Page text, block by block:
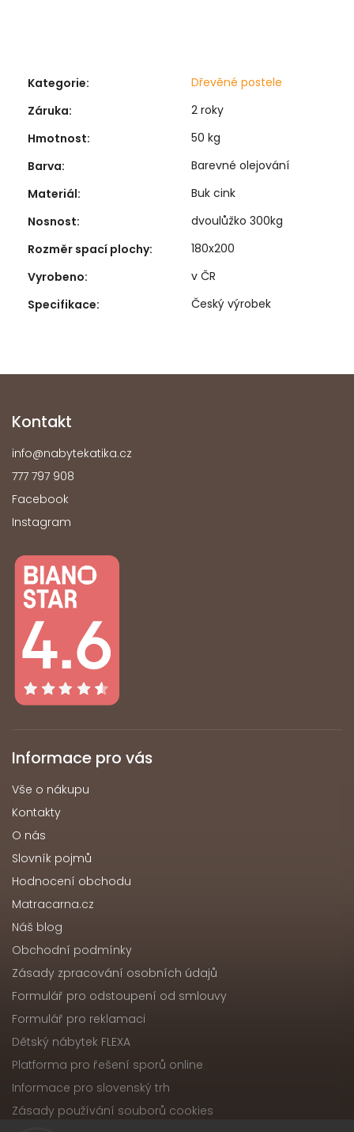
Kategorie:
Dřevěné postele
Záruka:
2 roky
Hmotnost:
50 kg
Barva:
Barevné olejování
Materiál:
Buk cink
Nosnost:
dvoulůžko 300kg
Rozměr spací plochy:
180x200
Vyrobeno:
v ČR
Specifikace: Český výrobek
Kontakt
info@nabytekatika.cz
777 797 908
Facebook
Instagram
Informace pro vás
Vše o nákupu
Kontakty
O nás
Slovník pojmů
Hodnocení obchodu
Matracarna.cz
Náš blog
Obchodní podmínky
Zásady zpracování osobních údajů
Formulář pro odstoupení od smlouvy
Formulář pro reklamaci
Dětský nábytek FLEXA
Platforma pro řešení sporů online
Informace pro slovenský trh
Zásady používání souborů cookies